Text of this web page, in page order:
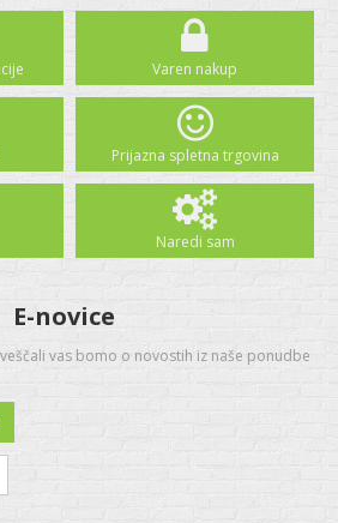
Varen nakup
Prijazna spletna trgovina
Naredi sam
E-novice
vas bomo o novostih iz naše ponudbe